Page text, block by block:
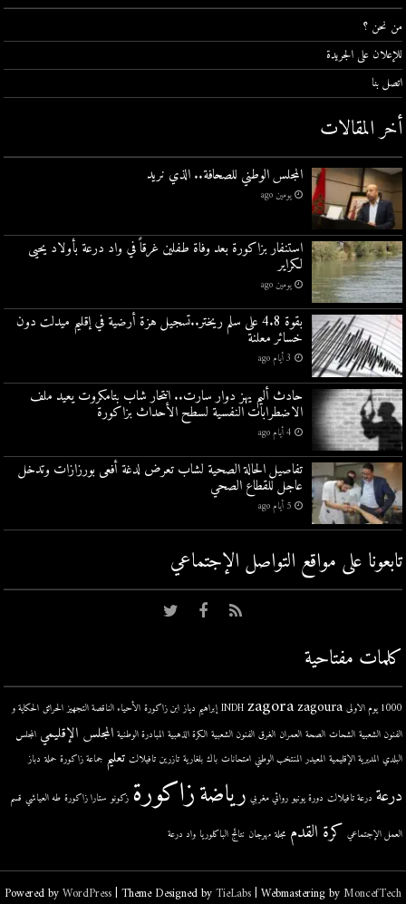
من نحن ؟
للإعلان على الجريدة
اتصل بنا
أخر المقالات
المجلس الوطني للصحافة.. الذي نريد
يومين ago
استنفار بزاكورة بعد وفاة طفلين غرقاً في واد درعة بأولاد يحيى
لكراير
يومين ago
بقوة 4.8 على سلم ريختر..تسجيل هزة أرضية في إقليم ميدلت دون
خسائر معلنة
3 أيام ago
حادث أليم يهز دوار سارت.. انتحار شاب بتامكروت يعيد ملف
الاضطرابات النفسية لسطح الأحداث بزاكورة
4 أيام ago
تفاصيل الحالة الصحية لشاب تعرض لدغة أفعى بورزازات وتدخل
عاجل للقطاع الصحي
5 أيام ago
تابعونا على مواقع التواصل اﻹجتماعي
كلمات مفتاحية
1000 يوم الاولى INDH zagora zagoura إبراهيم دياز ابن زاكورة الأحياء الناقصة التجهيز الحرائق الحكاية و
الفنون الشعبية الشحات الصحة العمران الغرق الفنون الشعبية الكرة الذهبية المبادرة الوطنية المجلس الإقليمي المجلس
البلدي المديرية الإقليمية المعيدر المنتخب الوطني امتحانات باك بلغارية تازرين تافيلالت تعليم جماعة زاكورة حملة دباز
درعة درعة تافيلالت دورة يونيو روائي مغربي رياضةزاكورة زكونو ستارا زاكورة طه العياشي قسم
العمل الإجتماعي كرة القدم مجلة مهرجان نتائج الباكلوريا واد درعة
Powered byWordPress| Theme Designed byTieLabs| Webmastering byMoncefTech